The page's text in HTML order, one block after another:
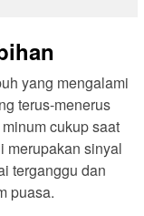
yang mengalami
terus-menerus
cukup saat
merupakan sinyal
terganggu dan
puasa.